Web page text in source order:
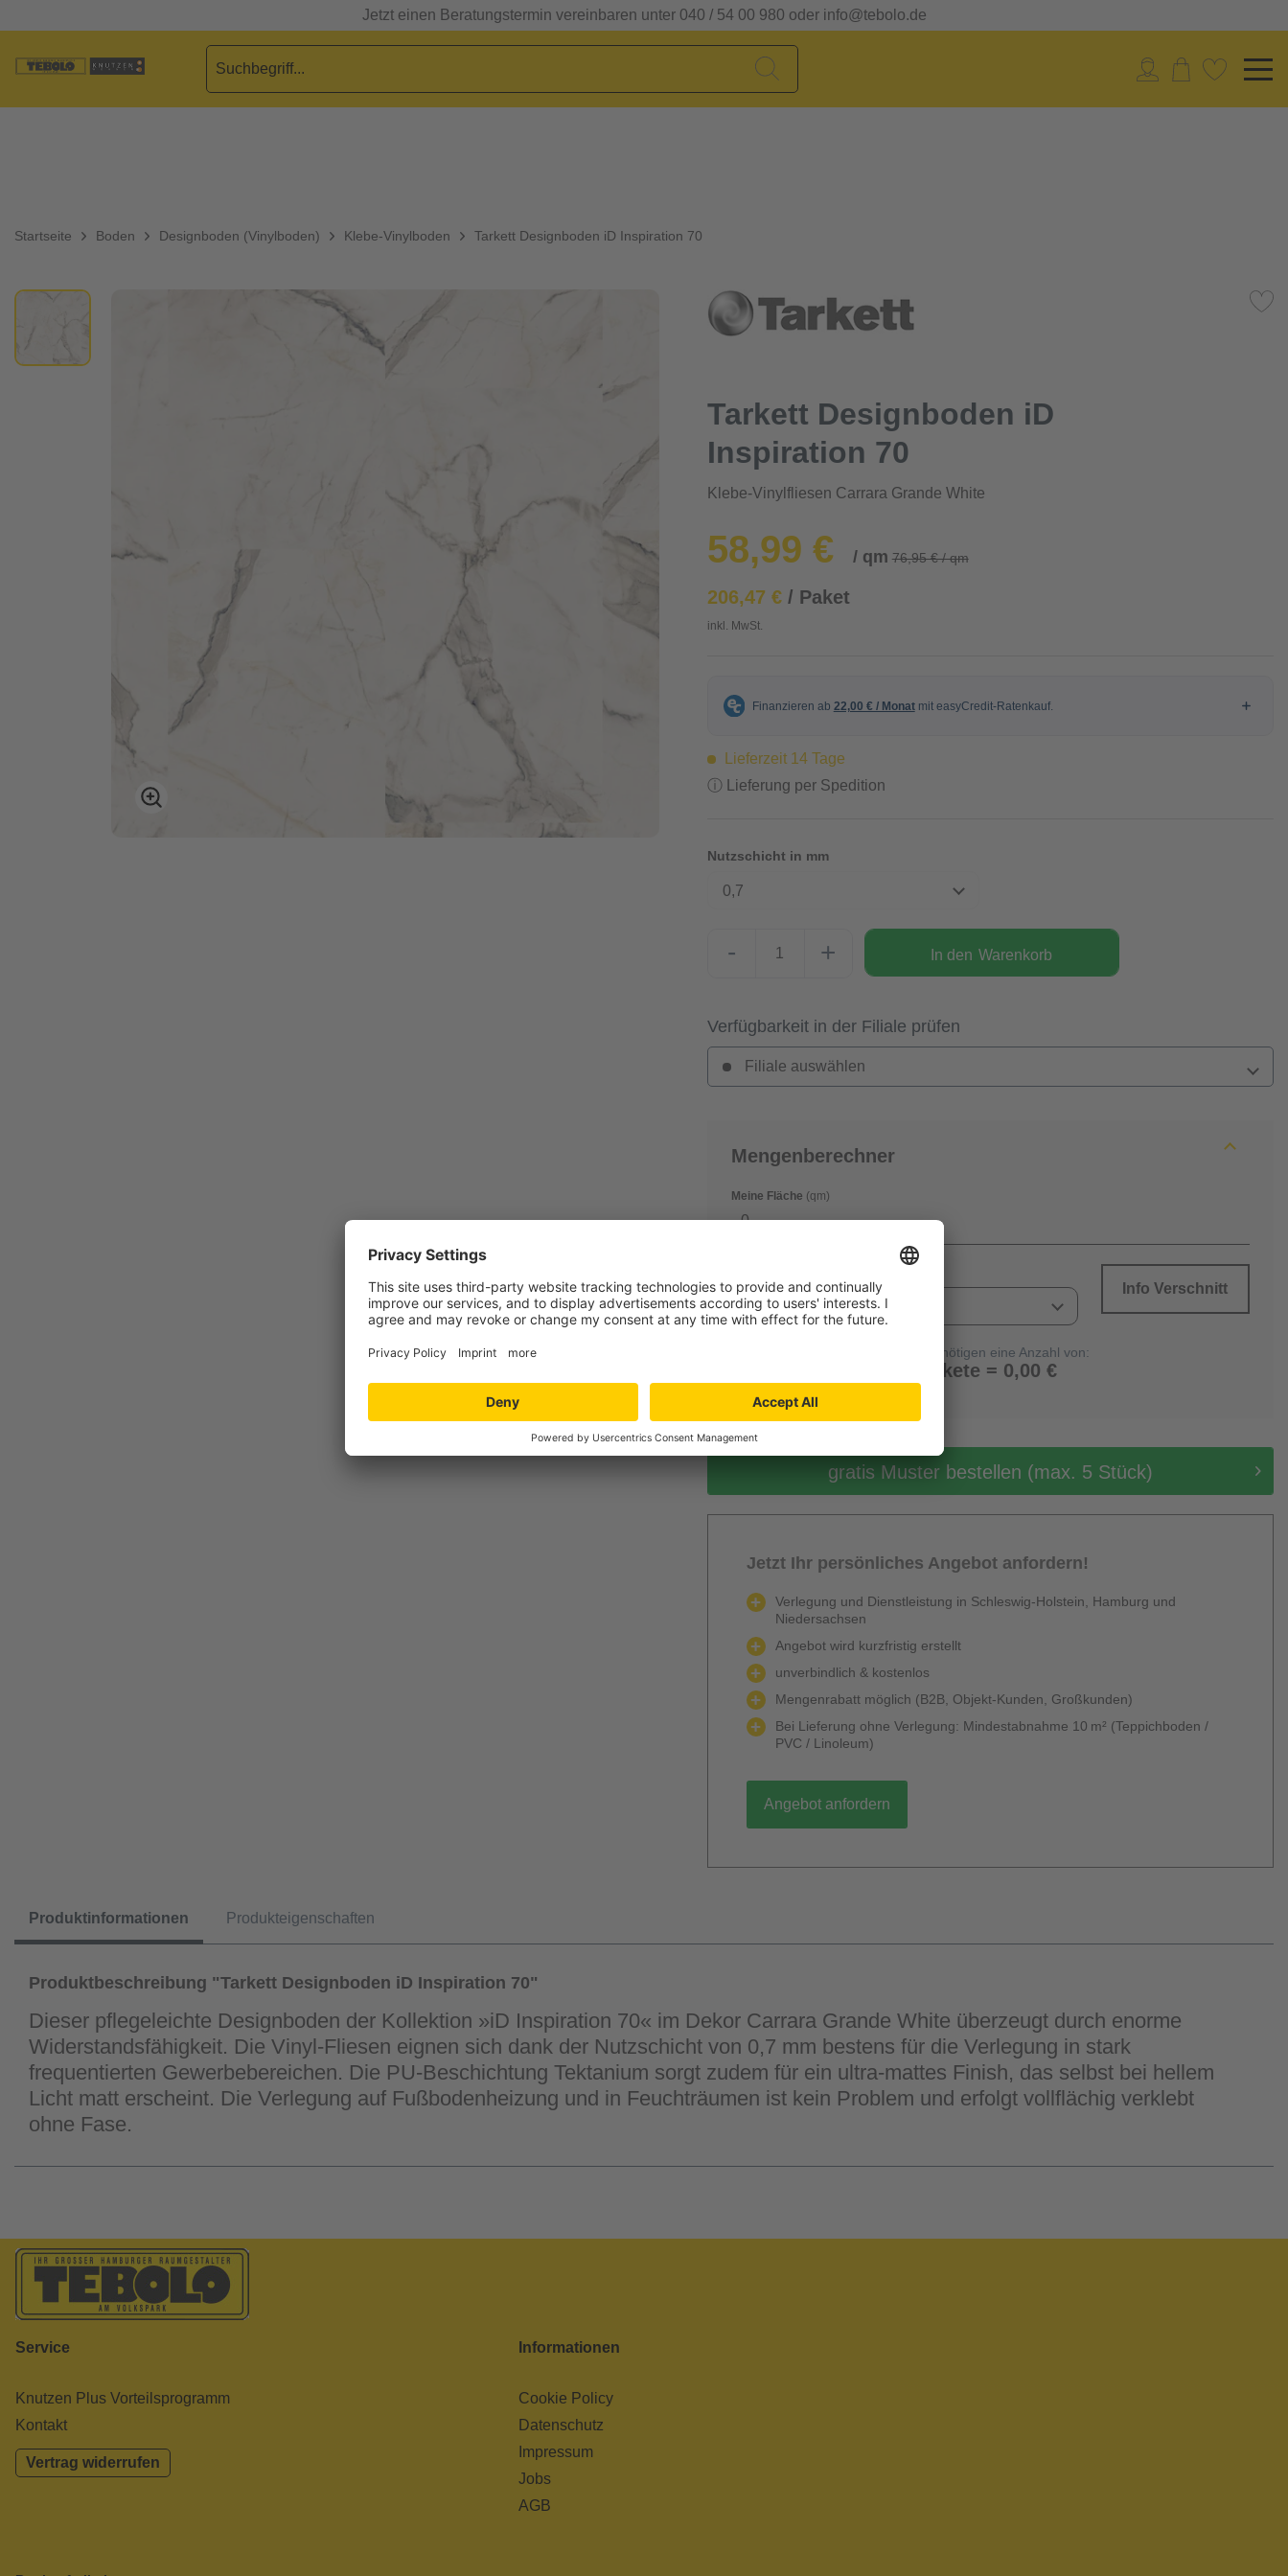
Jetzt einen Beratungstermin vereinbaren unter 040 / 54 00 980 oder info@tebolo.de
Startseite Boden Designboden (Vinylboden) Klebe-Vinylboden Tarkett Designboden iD Inspiration 70
Tarkett Designboden iD
Inspiration 70
Klebe-Vinylfliesen Carrara Grande White
58,99 € / qm 76,95 € / qm
206,47 €/ Paket
inkl. MwSt.
Lieferzeit 14 Tage
ⓘ Lieferung per Spedition
Nutzschicht in mm
0,7
- + In den Warenkorb
Verfügbarkeit in der Filiale prüfen
Filiale auswählen
Mengenberechner
Meine Fläche (qm)
0
Info Verschnitt
Sie benötigen eine Anzahl von:
0 Pakete = 0,00 €
gratis Muster bestellen (max. 5 Stück)
Jetzt Ihr persönliches Angebot anfordern!
Verlegung und Dienstleistung in Schleswig-Holstein, Hamburg und
Niedersachsen
Angebot wird kurzfristig erstellt
unverbindlich & kostenlos
Mengenrabatt möglich (B2B, Objekt-Kunden, Großkunden)
Bei Lieferung ohne Verlegung: Mindestabnahme 10 m² (Teppichboden /
PVC / Linoleum)
Angebot anfordern
Produktinformationen Produkteigenschaften
Produktbeschreibung "Tarkett Designboden iD Inspiration 70"
Dieser pflegeleichte Designboden der Kollektion »iD Inspiration 70« im Dekor Carrara Grande White überzeugt durch enorme
Widerstandsfähigkeit. Die Vinyl-Fliesen eignen sich dank der Nutzschicht von 0,7 mm bestens für die Verlegung in stark
frequentierten Gewerbebereichen. Die PU-Beschichtung Tektanium sorgt zudem für ein ultra-mattes Finish, das selbst bei hellem
Licht matt erscheint. Die Verlegung auf Fußbodenheizung und in Feuchträumen ist kein Problem und erfolgt vollflächig verklebt
ohne Fase.
Service
Knutzen Plus Vorteilsprogramm
Kontakt
Vertrag widerrufen
Informationen
Cookie Policy
Datenschutz
Impressum
Jobs
AGB